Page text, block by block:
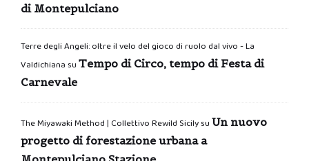
di Montepulciano
Terre degli Angeli: oltre il velo del gioco di ruolo dal vivo - La
Valdichiana su Tempo di Circo, tempo di Festa di
Carnevale
The Miyawaki Method | Collettivo Rewild Sicilysu Un nuovo
progetto di forestazione urbana a